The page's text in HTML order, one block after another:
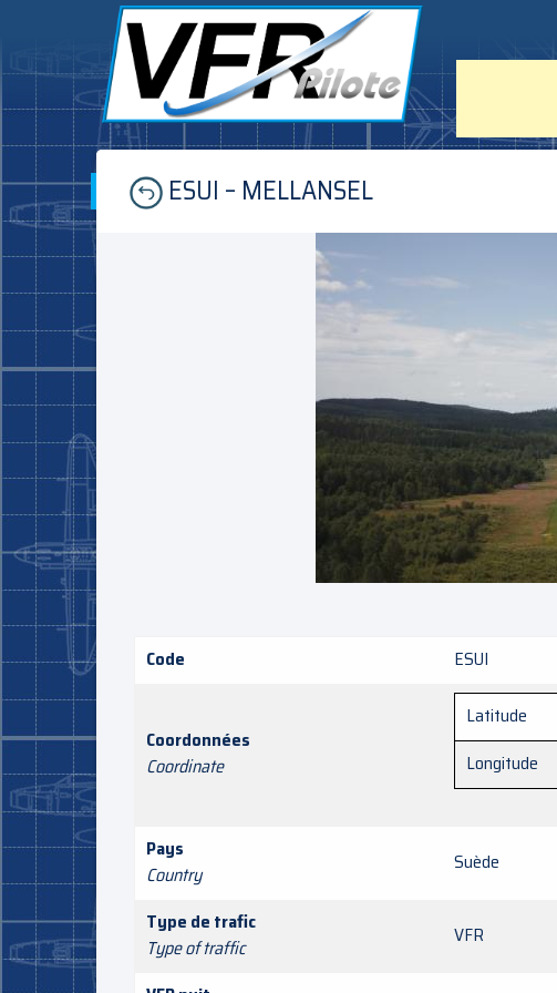
Skip
content
ESUI – MELLANSEL
Code
ESUI
Coordonnées
Coordinate
Latitude
Longitude
Pays
Country
Suède
Type de trafic
Type of traffic
VFR